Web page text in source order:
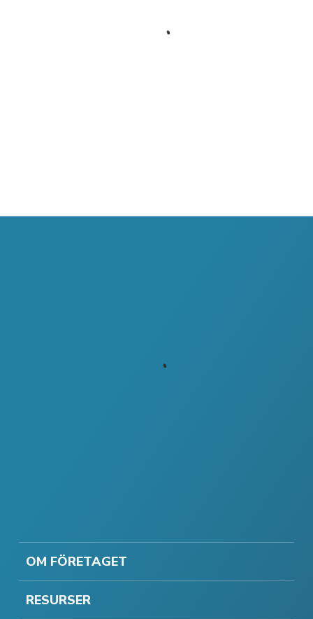
OM FÖRETAGET
RESURSER